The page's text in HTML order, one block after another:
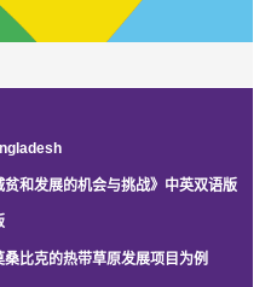
贫和发展的机会与挑战》中英双语版
比克的热带草原发展项目为例